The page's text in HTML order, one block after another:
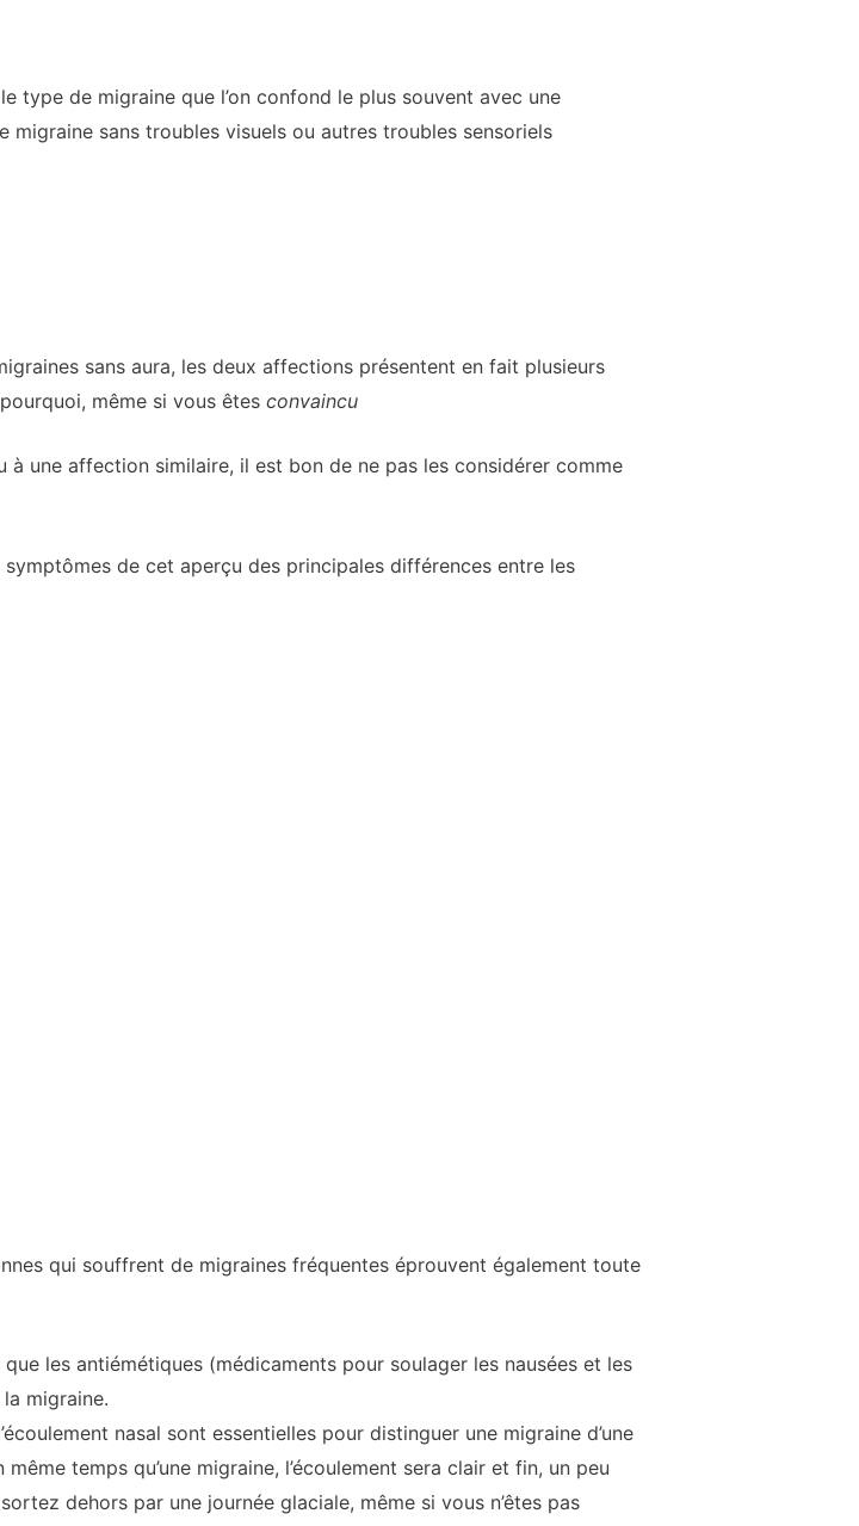
type de migraine que l’on confond le plus souvent avec une
migraine sans troubles visuels ou autres troubles sensoriels
sans aura, les deux affections présentent en fait plusieurs
même si vous êtes convaincu
une affection similaire, il est bon de ne pas les considérer comme
de cet aperçu des principales différences entre les
qui souffrent de migraines fréquentes éprouvent également toute
les antiémétiques (médicaments pour soulager les nausées et les
migraine.
nasal sont essentielles pour distinguer une migraine d’une
temps qu’une migraine, l’écoulement sera clair et fin, un peu
dehors par une journée glaciale, même si vous n’êtes pas